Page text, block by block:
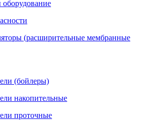
(расширительные мембранные
(бойлеры)
накопительные
проточные